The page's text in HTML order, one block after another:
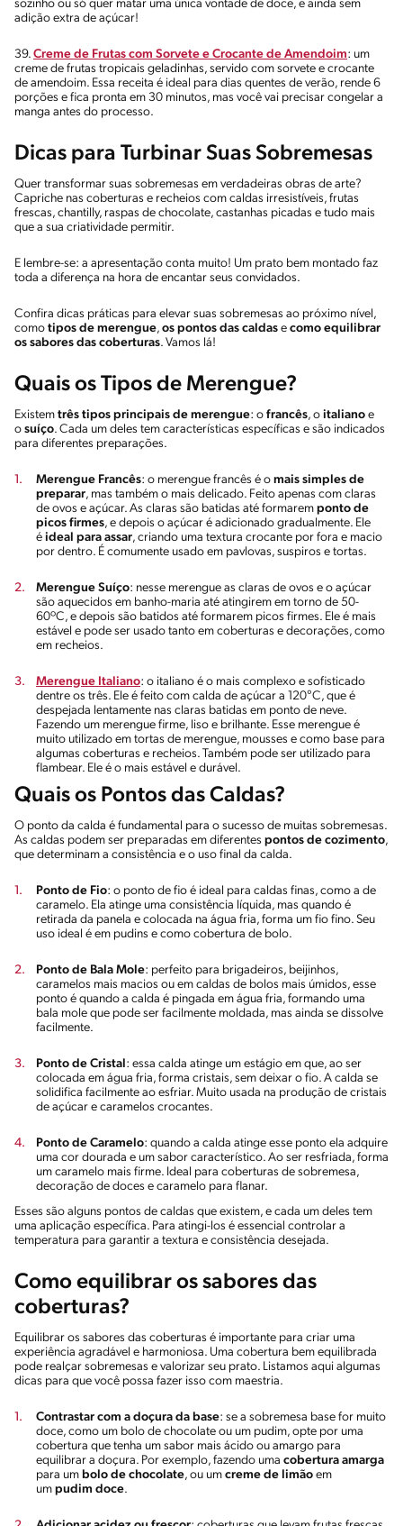
sozinho ou só quer matar uma única vontade de doce, e ainda sem
adição extra de açúcar!
39. Creme de Frutas com Sorvete e Crocante de Amendoim: um
creme de frutas tropicais geladinhas, servido com sorvete e crocante
de amendoim. Essa receita é ideal para dias quentes de verão, rende 6
porções e fica pronta em 30 minutos, mas você vai precisar congelar a
manga antes do processo.
Dicas para Turbinar Suas Sobremesas
Quer transformar suas sobremesas em verdadeiras obras de arte?
Capriche nas coberturas e recheios com caldas irresistíveis, frutas
frescas, chantilly, raspas de chocolate, castanhas picadas e tudo mais
que a sua criatividade permitir.
E lembre-se: a apresentação conta muito! Um prato bem montado faz
toda a diferença na hora de encantar seus convidados.
Confira dicas práticas para elevar suas sobremesas ao próximo nível,
como tipos de merengue, os pontos das caldas e como equilibrar
os sabores das coberturas. Vamos lá!
Quais os Tipos de Merengue?
Existem três tipos principais de merengue: o francês, o italiano e
o suíço. Cada um deles tem características específicas e são indicados
para diferentes preparações.
Merengue Francês: o merengue francês é o mais simples de
preparar, mas também o mais delicado. Feito apenas com claras
de ovos e açúcar. As claras são batidas até formarem ponto de
picos firmes, e depois o açúcar é adicionado gradualmente. Ele
é ideal para assar, criando uma textura crocante por fora e macio
por dentro. É comumente usado em pavlovas, suspiros e tortas.
Merengue Suíço: nesse merengue as claras de ovos e o açúcar
são aquecidos em banho-maria até atingirem em torno de 50-
60ºC, e depois são batidos até formarem picos firmes. Ele é mais
estável e pode ser usado tanto em coberturas e decorações, como
em recheios.
Merengue Italiano: o italiano é o mais complexo e sofisticado
dentre os três. Ele é feito com calda de açúcar a 120°C, que é
despejada lentamente nas claras batidas em ponto de neve.
Fazendo um merengue firme, liso e brilhante. Esse merengue é
muito utilizado em tortas de merengue, mousses e como base para
algumas coberturas e recheios. Também pode ser utilizado para
flambear. Ele é o mais estável e durável.
Quais os Pontos das Caldas?
O ponto da calda é fundamental para o sucesso de muitas sobremesas.
As caldas podem ser preparadas em diferentes pontos de cozimento,
que determinam a consistência e o uso final da calda.
Ponto de Fio: o ponto de fio é ideal para caldas finas, como a de
caramelo. Ela atinge uma consistência líquida, mas quando é
retirada da panela e colocada na água fria, forma um fio fino. Seu
uso ideal é em pudins e como cobertura de bolo.
Ponto de Bala Mole: perfeito para brigadeiros, beijinhos,
caramelos mais macios ou em caldas de bolos mais úmidos, esse
ponto é quando a calda é pingada em água fria, formando uma
bala mole que pode ser facilmente moldada, mas ainda se dissolve
facilmente.
Ponto de Cristal : essa calda atinge um estágio em que, ao ser
colocada em água fria, forma cristais, sem deixar o fio. A calda se
solidifica facilmente ao esfriar. Muito usada na produção de cristais
de açúcar e caramelos crocantes.
Ponto de Caramelo: quando a calda atinge esse ponto ela adquire
uma cor dourada e um sabor característico. Ao ser resfriada, forma
um caramelo mais firme. Ideal para coberturas de sobremesa,
decoração de doces e caramelo para flanar.
Esses são alguns pontos de caldas que existem, e cada um deles tem
uma aplicação específica. Para atingi-los é essencial controlar a
temperatura para garantir a textura e consistência desejada.
Como equilibrar os sabores das
coberturas?
Equilibrar os sabores das coberturas é importante para criar uma
experiência agradável e harmoniosa. Uma cobertura bem equilibrada
pode realçar sobremesas e valorizar seu prato. Listamos aqui algumas
dicas para que você possa fazer isso com maestria.
Contrastar com a doçura da base: se a sobremesa base for muito
doce, como um bolo de chocolate ou um pudim, opte por uma
cobertura que tenha um sabor mais ácido ou amargo para
equilibrar a doçura. Por exemplo, fazendo uma cobertura amarga
para um bolo de chocolate, ou um creme de limão em
um pudim doce.